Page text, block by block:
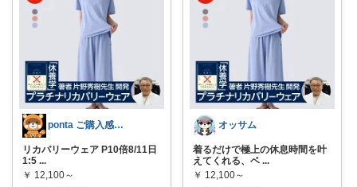
ponta ご購入感謝ですm(_ _)m
リカバリーウェア P10倍8/11日
1:5 ...
￥ 12,100～
オッサム
着るだけで極上の休息時間を叶
えてくれる、ベ ...
￥ 12,100～